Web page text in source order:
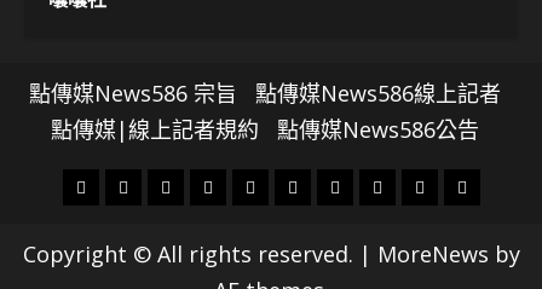
點傳媒News586 宗旨
點傳媒News586線上記者
點傳媒|線上記者規約
點傳媒News586公告
頭
財
地
社
文
科
專
娛
影
政
國
運
生
Copyright © All rights reserved. | MoreNews by